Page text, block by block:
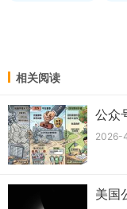
相关阅读
公众
2026-
美国